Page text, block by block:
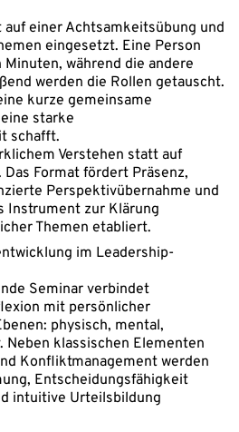
auf einer Achtsamkeitsübung und
eingesetzt. Eine Person
während die andere
werden die Rollen getauscht.
kurze gemeinsame
starke
schafft.
Verstehen statt auf
Format fördert Präsenz,
Perspektivübernahme und
Instrument zur Klärung
Themen etabliert.
im Leadership-
Seminar verbindet
mit persönlicher
physisch, mental,
klassischen Elementen
Konfliktmanagement werden
Entscheidungsfähigkeit
intuitive Urteilsbildung